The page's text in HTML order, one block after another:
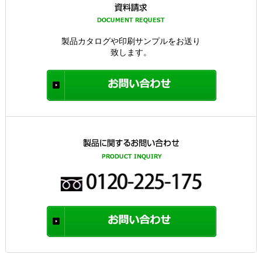
製品カタログや印刷サンプルをお送り
致します。